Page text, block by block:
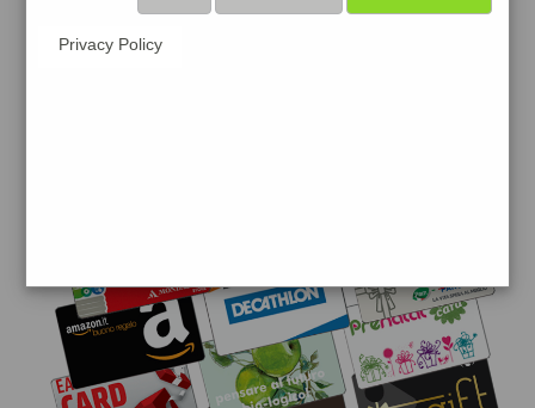
o gift card
per fare la spesa, fare
Privacy Policy